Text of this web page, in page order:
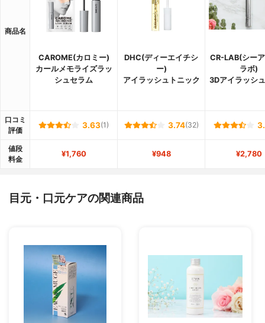
商品名
CAROME(カロミー)
カールメモライズラッ
シュセラム
DHC(ディーエイチシ
ー)
アイラッシュトニック
CR-LAB(シー
ラボ)
3Dアイラッシ
口コミ
評価
3.63(1) 3.74(32)
値段
料金
¥1,760 ¥948 ¥2,780
目元・口元ケアの関連商品